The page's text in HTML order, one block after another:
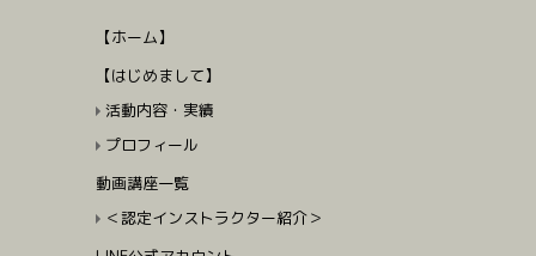
【ホーム】
【はじめまして】
活動内容・実績
プロフィール
動画講座一覧
＜認定インストラクター紹介＞